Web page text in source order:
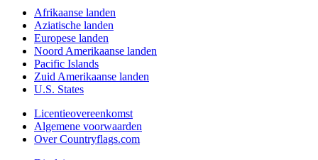
Afrikaanse landen
Aziatische landen
Europese landen
Noord Amerikaanse landen
Pacific Islands
Zuid Amerikaanse landen
U.S. States
Licentieovereenkomst
Algemene voorwaarden
Over Countryflags.com